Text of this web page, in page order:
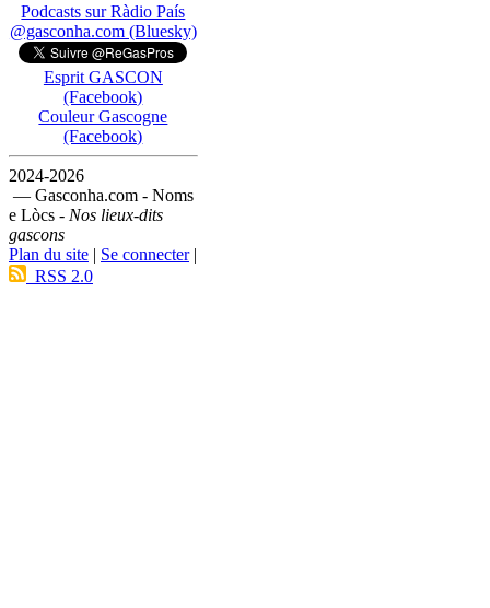
Podcasts sur Ràdio País
@gasconha.com (Bluesky)
Esprit GASCON
(Facebook)
Couleur Gascogne
(Facebook)
2024-2026
— Gasconha.com - Noms
e Lòcs - Nos lieux-dits
gascons
Plan du site | Se connecter|
RSS 2.0